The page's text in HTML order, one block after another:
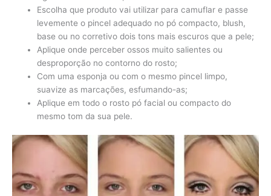
Escolha que produto vai utilizar para camuflar e passe
levemente o pincel adequado no pó compacto, blush,
base ou no corretivo dois tons mais escuros que a pele;
Aplique onde perceber ossos muito salientes ou
desproporção no contorno do rosto;
Com uma esponja ou com o mesmo pincel limpo,
suavize as marcações, esfumando-as;
Aplique em todo o rosto pó facial ou compacto do
mesmo tom da sua pele.